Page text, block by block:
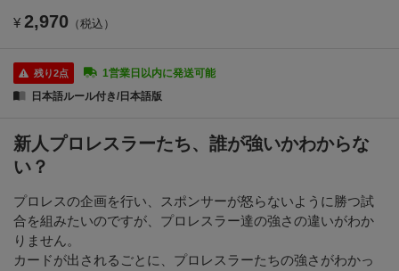
¥ 2,970 （税込）
残り2点
1営業日以内に発送可能
日本語ルール付き/日本語版
新人プロレスラーたち、誰が強いかわからな
い？
プロレスの企画を行い、スポンサーが怒らないように勝つ試
合を組みたいのですが、プロレスラー達の強さの違いがわか
りません。
カードが出されるごとに、プロレスラーたちの強さがわかっ